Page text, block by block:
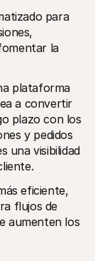
para
la
plataforma
a convertir
plazo con los
y pedidos
una visibilidad
eficiente,
flujos de
aumenten los